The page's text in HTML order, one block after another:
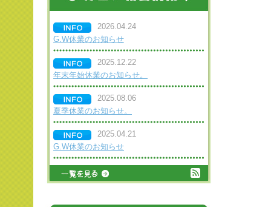
2026.04.24
G.W休業のお知らせ
2025.12.22
年末年始休業のお知らせ。
2025.08.06
夏季休業のお知らせ。
2025.04.21
G.W休業のお知らせ